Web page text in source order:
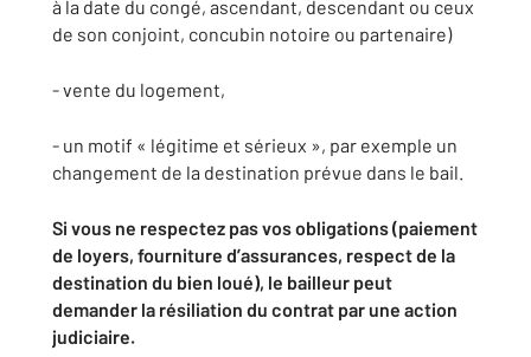
à la date du congé, ascendant, descendant ou ceux
de son conjoint, concubin notoire ou partenaire)
- vente du logement,
- un motif « légitime et sérieux », par exemple un
changement de la destination prévue dans le bail.
Si vous ne respectez pas vos obligations (paiement
de loyers, fourniture d’assurances, respect de la
destination du bien loué), le bailleur peut
demander la résiliation du contrat par une action
judiciaire.